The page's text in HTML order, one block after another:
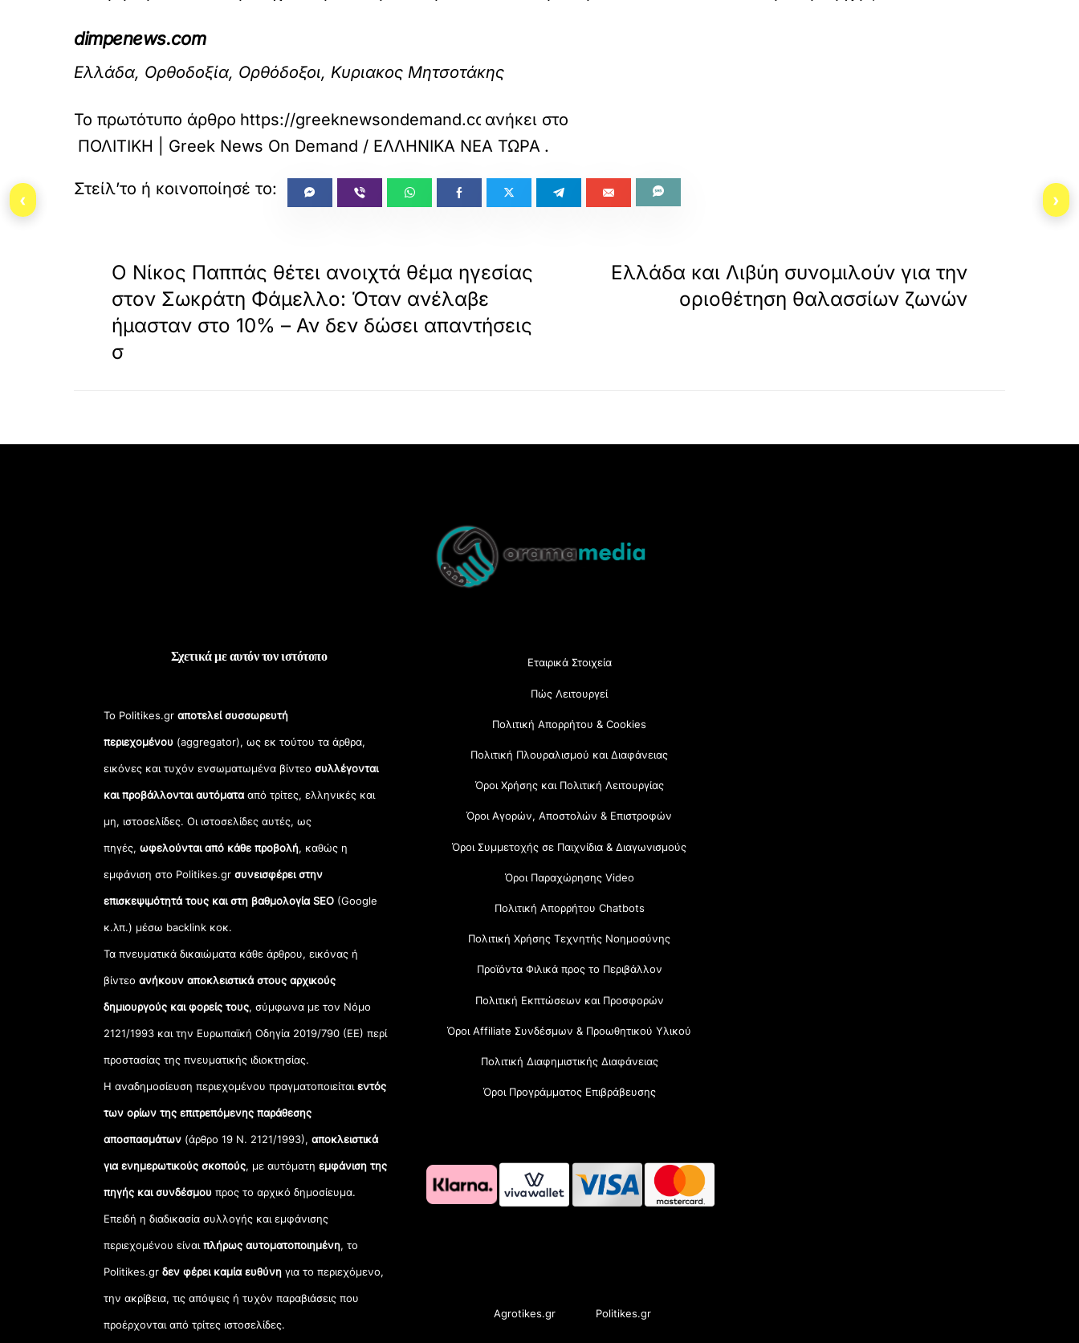
dimpenews.com
Ελλάδα, Ορθοδοξία, Ορθόδοξοι, Κυριακος Μητσοτάκης
Το πρωτότυπο άρθρο https://greeknewsondemand.com/2026/06/11/%CE%BF-
ανήκει στο
ΠΟΛΙΤΙΚΗ | Greek News On Demand / ΕΛΛΗΝΙΚΑ ΝΕΑ ΤΩΡΑ .
Ο Νίκος Παππάς θέτει ανοιχτά θέμα ηγεσίας
στον Σωκράτη Φάμελλο: Όταν ανέλαβε
ήμασταν στο 10% – Αν δεν δώσει απαντήσεις
σ
Ελλάδα και Λιβύη συνομιλούν για την
οριοθέτηση θαλασσίων ζωνών
Top
Σχετικά με αυτόν τον ιστότοπο
Το Politikes.grαποτελεί συσσωρευτή
περιεχομένου (aggregator), ως εκ τούτου τα άρθρα,
εικόνες και τυχόν ενσωματωμένα βίντεοσυλλέγονται
και προβάλλονται αυτόματααπό τρίτες, ελληνικές και
μη, ιστοσελίδες. Οι ιστοσελίδες αυτές, ως
πηγές,ωφελούνται από κάθε προβολή, καθώς η
εμφάνιση στο Politikes.gr συνεισφέρει στην
επισκεψιμότητά τους και στη βαθμολογία SEO (Google
κ.λπ.) μέσω backlink κοκ.
Τα πνευματικά δικαιώματα κάθε άρθρου, εικόνας ή
βίντεοανήκουν αποκλειστικά στους αρχικούς
δημιουργούς και φορείς τους, σύμφωνα με τον Νόμο
2121/1993 και την Ευρωπαϊκή Οδηγία 2019/790 (ΕΕ) περί
προστασίας της πνευματικής ιδιοκτησίας.
Η αναδημοσίευση περιεχομένου πραγματοποιείταιεντός
των ορίων της επιτρεπόμενης παράθεσης
αποσπασμάτων (άρθρο 19 Ν. 2121/1993), αποκλειστικά
για ενημερωτικούς σκοπούς, με αυτόματηεμφάνιση της
πηγής και συνδέσμου προς το αρχικό δημοσίευμα.
Επειδή η διαδικασία συλλογής και εμφάνισης
περιεχομένου είναιπλήρως αυτοματοποιημένη, το
Politikes.grδεν φέρει καμία ευθύνη για το περιεχόμενο,
την ακρίβεια, τις απόψεις ή τυχόν παραβιάσεις που
προέρχονται από τρίτες ιστοσελίδες.
Εταιρικά Στοιχεία
Πώς Λειτουργεί
Πολιτική Απορρήτου & Cookies
Πολιτική Πλουραλισμού και Διαφάνειας
Όροι Χρήσης και Πολιτική Λειτουργίας
Όροι Αγορών, Αποστολών & Επιστροφών
Όροι Συμμετοχής σε Παιχνίδια & Διαγωνισμούς
Όροι Παραχώρησης Video
Πολιτική Απορρήτου Chatbots
Πολιτική Χρήσης Τεχνητής Νοημοσύνης
Προϊόντα Φιλικά προς το Περιβάλλον
Πολιτική Εκπτώσεων και Προσφορών
Όροι Affiliate Συνδέσμων & Προωθητικού Υλικού
Πολιτική Διαφημιστικής Διαφάνειας
Όροι Προγράμματος Επιβράβευσης
Agrotikes.gr Politikes.gr
‹ ›